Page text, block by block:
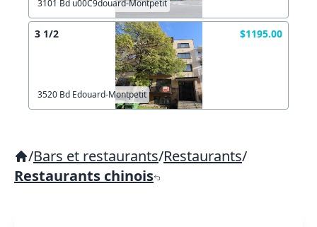
3101 Bd u00C9douard-Montpetit
3 1/2 $1195.00
3520 Bd Edouard-Montpetit
/Bars et restaurants/Restaurants/
Restaurants chinois